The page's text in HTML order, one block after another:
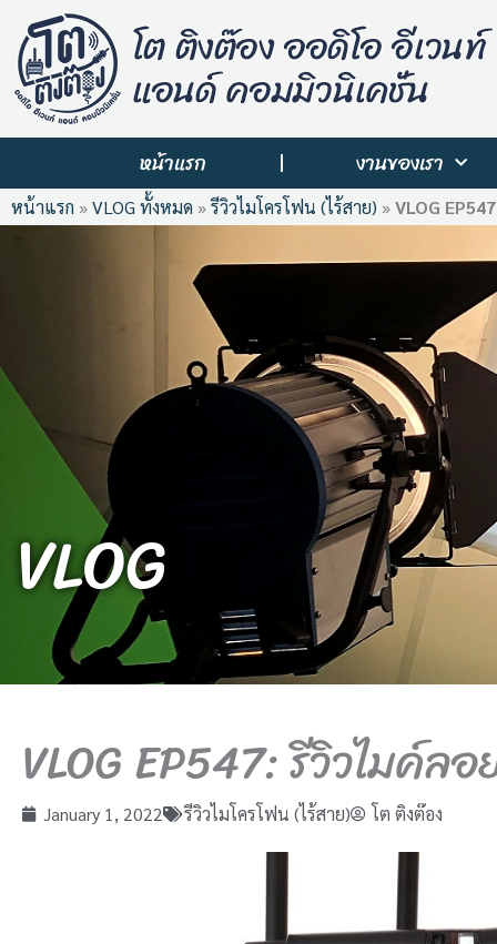
content
หน้าแรก งานของเรา
หน้าแรก »VLOG ทั้งหมด »รีวิวไมโครโฟน (ไร้สาย) »VLOG
VLOG
VLOG EP547: รีวิวไมค์ล
January 1, 2022 รีวิวไมโครโฟน (ไร้สาย) โต ติงต๊อง